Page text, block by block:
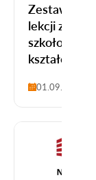
Zestawy
lekcji
szkołom
kształcenia
01.09.2025-